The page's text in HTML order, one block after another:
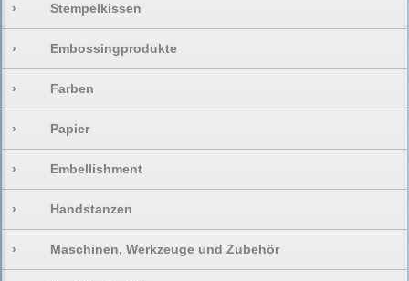
› Stempelkissen
› Embossingprodukte
› Farben
› Papier
› Embellishment
› Handstanzen
› Maschinen, Werkzeuge und Zubehör